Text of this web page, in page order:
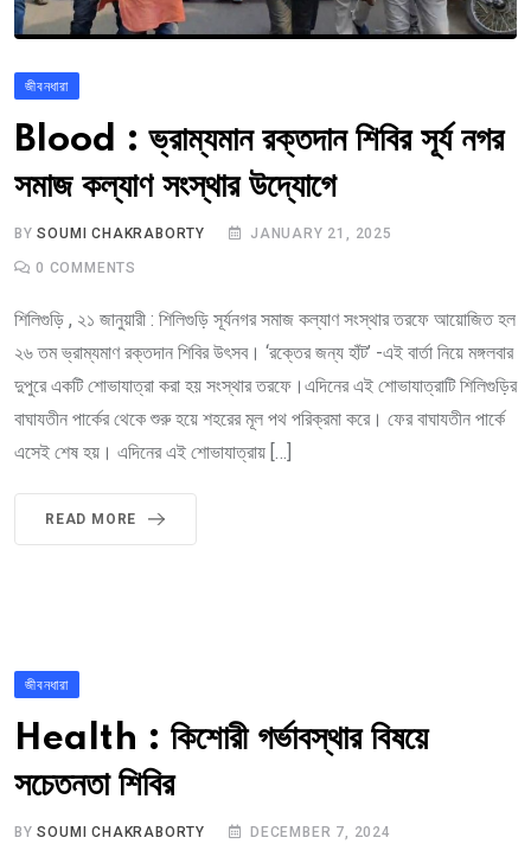
জীবনধারা
Blood : ভ্রাম্যমান রক্তদান শিবির সূর্য নগর
সমাজ কল্যাণ সংস্থার উদ্যোগে
BYSOUMI CHAKRABORTY JANUARY 21, 2025
0 COMMENTS
শিলিগুড়ি , ২১ জানুয়ারী : শিলিগুড়ি সূর্যনগর সমাজ কল্যাণ সংস্থার তরফে আয়োজিত হল
২৬ তম ভ্রাম্যমাণ রক্তদান শিবির উৎসব। ‘রক্তের জন্য হাঁট’ -এই বার্তা নিয়ে মঙ্গলবার
দুপুরে একটি শোভাযাত্রা করা হয় সংস্থার তরফে।এদিনের এই শোভাযাত্রাটি শিলিগুড়ির
বাঘাযতীন পার্কের থেকে শুরু হয়ে শহরের মূল পথ পরিক্রমা করে। ফের বাঘাযতীন পার্কে
এসেই শেষ হয়। এদিনের এই শোভাযাত্রায় […]
READ MORE
জীবনধারা
Health : কিশোরী গর্ভাবস্থার বিষয়ে
সচেতনতা শিবির
BYSOUMI CHAKRABORTY DECEMBER 7, 2024